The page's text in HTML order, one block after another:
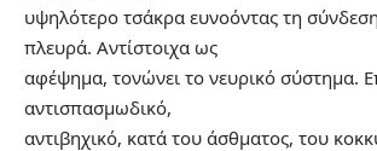
υψηλότερο τσάκρα ευνοόντας τη
πλευρά. Αντίστοιχα ως
αφέψημα, τονώνει το νευρικό σύστημα.
αντισπασμωδικό,
αντιβηχικό, κατά του άσθματος, του